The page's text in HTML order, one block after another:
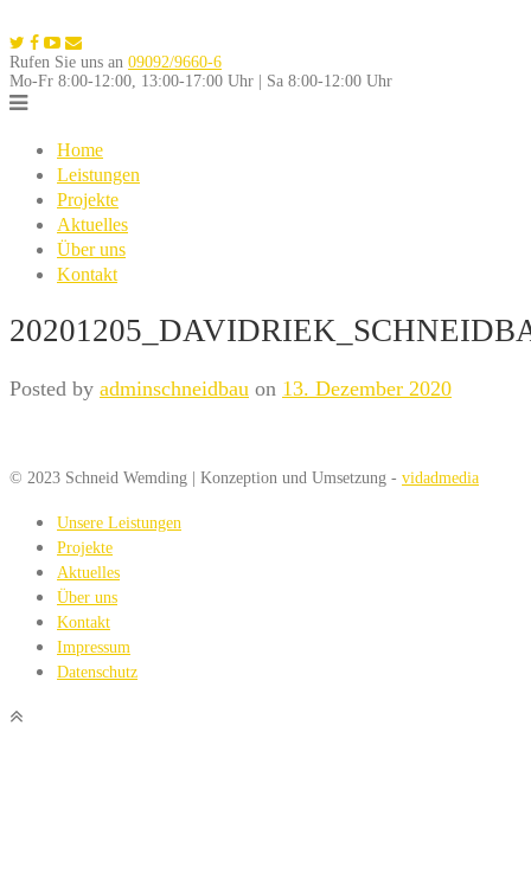
to
content
Rufen Sie uns an 09092/9660-6
Mo-Fr 8:00-12:00, 13:00-17:00 Uhr | Sa 8:00-12:00 Uhr
Home
Leistungen
Projekte
Aktuelles
Über uns
Kontakt
Posted by adminschneidbau on 13. Dezember 2020
© 2023 Schneid Wemding | Konzeption und Umsetzung - vidadmedia
Unsere Leistungen
Projekte
Aktuelles
Über uns
Kontakt
Impressum
Datenschutz